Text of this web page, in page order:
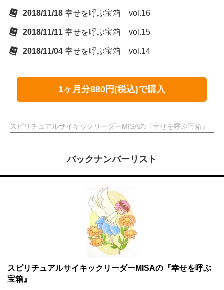
2018/11/18 幸せを呼ぶ宝箱 vol.16
2018/11/11 幸せを呼ぶ宝箱 vol.15
2018/11/04 幸せを呼ぶ宝箱 vol.14
1ヶ月分880円(税込)で購入
スピリチュアルサイキックリーダーMISAの『幸せを呼ぶ宝箱』
バックナンバーリスト
スピリチュアルサイキックリーダーMISAの『幸せを呼ぶ
宝箱』